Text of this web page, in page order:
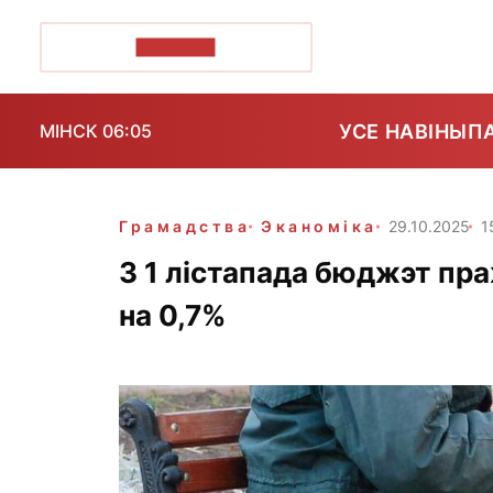
МІНСК 06:05 УСЕ НАВІНЫ
Грамадства Эканоміка 29.10.2025
З 1 лістапада бюджэт
на 0,7%